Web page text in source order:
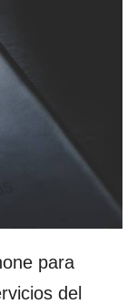
para
del